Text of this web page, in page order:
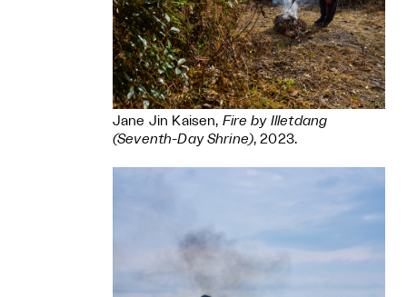
Jane Jin Kaisen, Fire by Illetdang
(Seventh-Day Shrine), 2023.